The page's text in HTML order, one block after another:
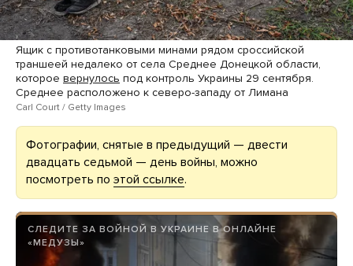
Ящик с противотанковыми минами рядом сроссийской
траншеей недалеко от села Среднее Донецкой области,
которое вернулось под контроль Украины 29 сентября.
Среднее расположено к северо-западу от Лимана
Carl Court / Getty Images
Фотографии, снятые в предыдущий — двести
двадцать седьмой — день войны, можно
посмотреть по этой ссылке.
СЛЕДИТЕ ЗА ВОЙНОЙ В УКРАИНЕ В ОНЛАЙНЕ
«МЕДУЗЫ»